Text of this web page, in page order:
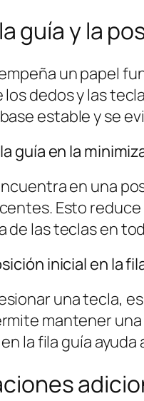
guía y la
un papel
dedos y las
estable y se
guía en la
en una
Esto
de las teclas en
inicial en la
una tecla,
mantener
la fila guía